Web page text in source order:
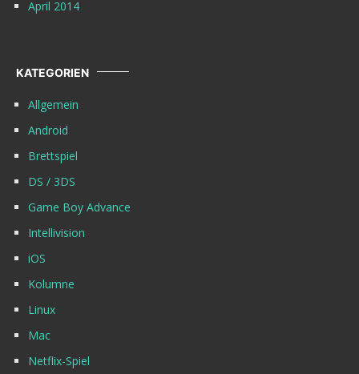
April 2014
KATEGORIEN
Allgemein
Android
Brettspiel
DS / 3DS
Game Boy Advance
Intellivision
iOS
Kolumne
Linux
Mac
Netflix-Spiel